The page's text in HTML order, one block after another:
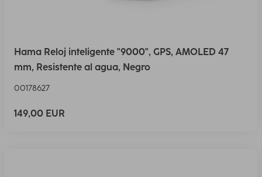
Hama Reloj inteligente "9000", GPS, AMOLED 47
mm, Resistente al agua, Negro
00178627
149,00 EUR